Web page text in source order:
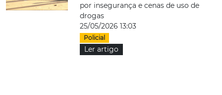
por insegurança e cenas de uso de
drogas
25/05/2026 13:03
Policial
Ler artigo